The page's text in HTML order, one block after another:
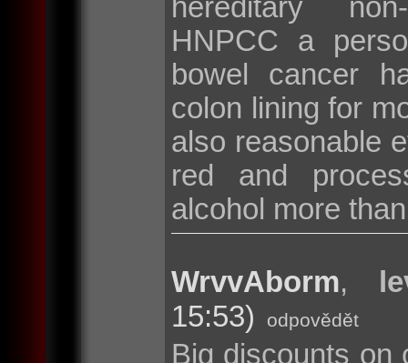
HNPCC a
bowel cancer
colon lining for
also reasonable
red and
alcohol more
WrvvAborm,
15:53)
odpovědět
Big discounts on